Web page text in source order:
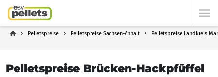
Pelletspreise Pelletspreise Sachsen-Anhalt Pelletspreise Landkreis
Pelletspreise Brücken-Hackpfüffel